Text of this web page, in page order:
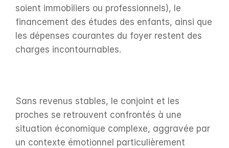
soient immobiliers ou professionnels), le
financement des études des enfants, ainsi que
les dépenses courantes du foyer restent des
charges incontournables.
Sans revenus stables, le conjoint et les
proches se retrouvent confrontés à une
situation économique complexe, aggravée par
un contexte émotionnel particulièrement